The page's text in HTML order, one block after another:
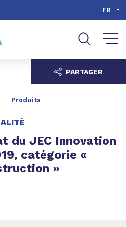
FR
Produits
du JEC Innovation
catégorie «
»
PARTAGER